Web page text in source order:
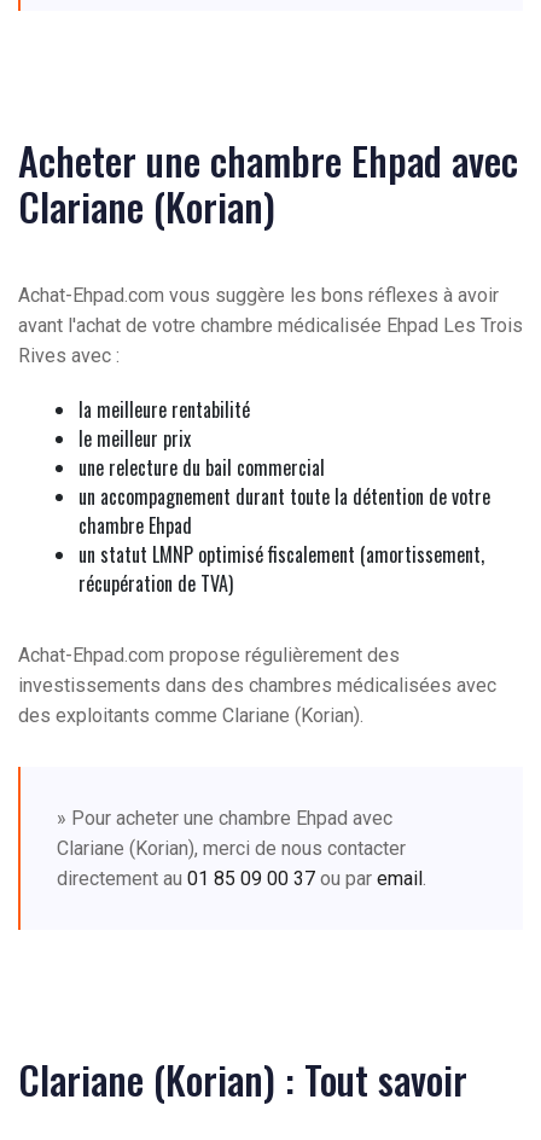
Acheter une chambre Ehpad avec
Clariane (Korian)
Achat-Ehpad.com vous suggère les bons réflexes à avoir
avant l'achat de votre chambre médicalisée Ehpad Les Trois
Rives avec :
la meilleure rentabilité
le meilleur prix
une relecture du bail commercial
un accompagnement durant toute la détention de votre
chambre Ehpad
un statut LMNP optimisé fiscalement (amortissement,
récupération de TVA)
Achat-Ehpad.com propose régulièrement des
investissements dans des chambres médicalisées avec
des exploitants comme Clariane (Korian).
» Pour acheter une chambre Ehpad avec
Clariane (Korian), merci de nous contacter
directement au 01 85 09 00 37 ou par email.
Clariane (Korian) : Tout savoir